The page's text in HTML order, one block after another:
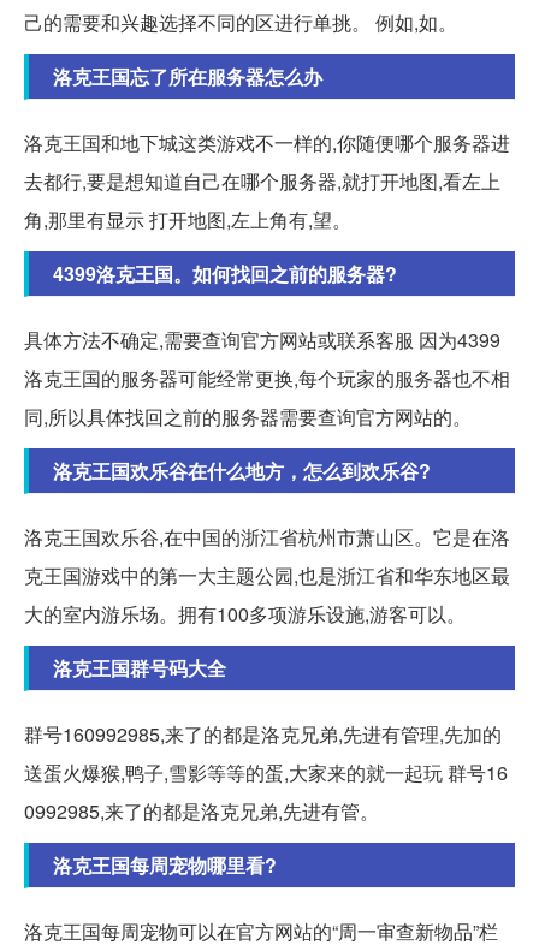
己的需要和兴趣选择不同的区进行单挑。 例如,如。
洛克王国忘了所在服务器怎么办
洛克王国和地下城这类游戏不一样的,你随便哪个服务器进
去都行,要是想知道自己在哪个服务器,就打开地图,看左上
角,那里有显示 打开地图,左上角有,望。
4399洛克王国。如何找回之前的服务器?
具体方法不确定,需要查询官方网站或联系客服 因为4399
洛克王国的服务器可能经常更换,每个玩家的服务器也不相
同,所以具体找回之前的服务器需要查询官方网站的。
洛克王国欢乐谷在什么地方，怎么到欢乐谷?
洛克王国欢乐谷,在中国的浙江省杭州市萧山区。它是在洛
克王国游戏中的第一大主题公园,也是浙江省和华东地区最
大的室内游乐场。拥有100多项游乐设施,游客可以。
洛克王国群号码大全
群号160992985,来了的都是洛克兄弟,先进有管理,先加的
送蛋火爆猴,鸭子,雪影等等的蛋,大家来的就一起玩 群号16
0992985,来了的都是洛克兄弟,先进有管。
洛克王国每周宠物哪里看?
洛克王国每周宠物可以在官方网站的“周一审查新物品”栏